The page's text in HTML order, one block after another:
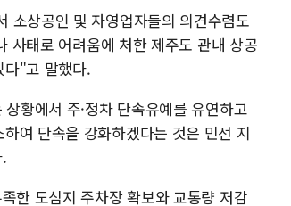
소상공인 및 자영업자들의 의견수렴도
사태로 어려움에 처한 제주도 관내 상공
다"고 말했다.
황에서 주·정차 단속유예를 유연하고
여 단속을 강화하겠다는 것은 민선 지
한 도심지 주차장 확보와 교통량 저감